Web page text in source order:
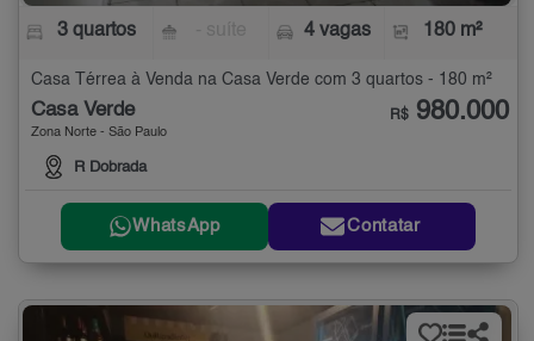
3 quartos 4 vagas 180 m²
Casa Térrea à Venda na Casa Verde com 3 quartos - 180 m²
Casa Verde
Zona Norte - São Paulo
R Dobrada
R$ 980.000
WhatsApp Contatar